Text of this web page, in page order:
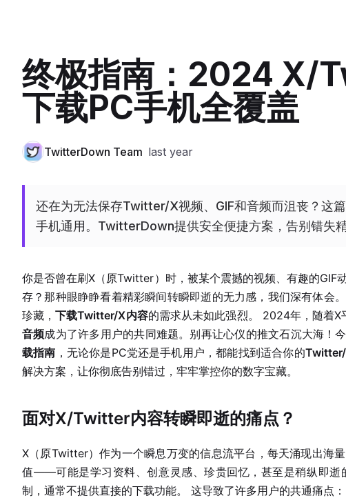
终极指南：2024 X/
下载PC手机全覆盖
TwitterDown Team last year
还在为无法保存Twitter/X视频、GIF和音频而沮丧？这
手机通用。TwitterDown提供安全便捷方案，告别错失
你是否曾在刷X（原Twitter）时，被某个震撼的视频、有趣的GIF
存？那种眼睁睁看着精彩瞬间转瞬即逝的无力感，我们深有体会
珍藏，下载Twitter/X内容的需求从未如此强烈。 2024年，随着
音频成为了许多用户的共同难题。别再让心仪的推文石沉大海！
载指南 ，无论你是PC党还是手机用户，都能找到适合你的
解决方案，让你彻底告别错过，牢牢掌控你的数字宝藏。
面对X/Twitter内容转瞬即逝的痛点？
X（原Twitter）作为一个瞬息万变的信息流平台，每天涌现出海
值——可能是学习资料、创意灵感、珍贵回忆，甚至是稍纵即逝
制，通常不提供直接的下载功能。 这导致了许多用户的共通痛点：